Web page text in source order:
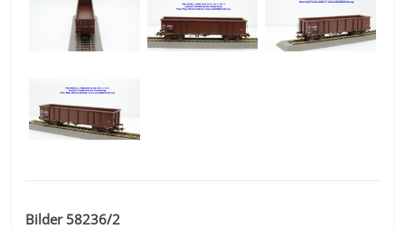
Bilder 58236/2